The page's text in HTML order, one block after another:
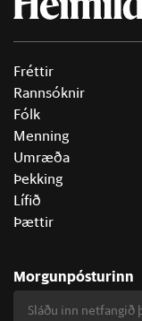
Fréttir
Rannsóknir
Fólk
Menning
Umræða
Þekking
Lífið
Þættir
Morgunpósturinn